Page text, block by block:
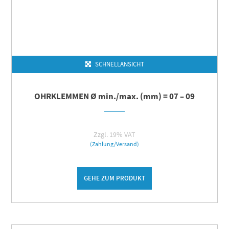
SCHNELLANSICHT
OHRKLEMMEN Ø min./max. (mm) = 07 – 09
Zzgl. 19% VAT
(Zahlung/Versand)
GEHE ZUM PRODUKT